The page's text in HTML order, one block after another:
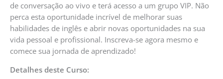
de conversação ao vivo e terá acesso a um grupo VIP. Não
perca esta oportunidade incrível de melhorar suas
habilidades de inglês e abrir novas oportunidades na sua
vida pessoal e profissional. Inscreva-se agora mesmo e
comece sua jornada de aprendizado!
Detalhes deste Curso: